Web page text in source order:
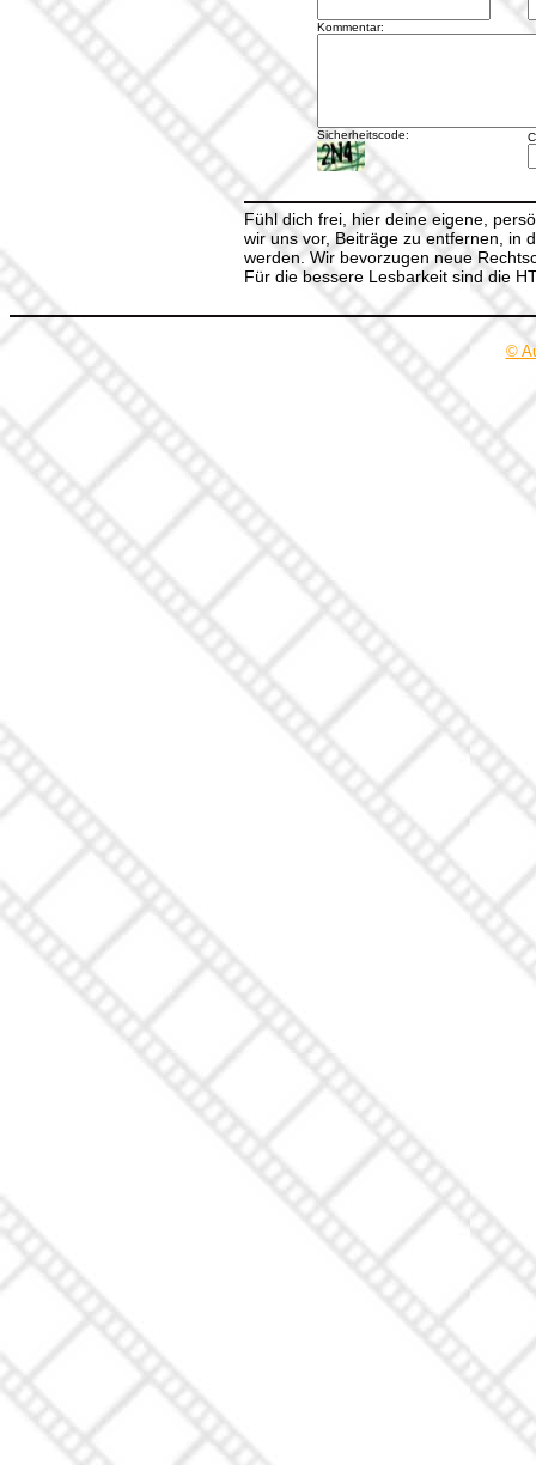
Kommentar:
Sicherheitscode:
Fühl dich frei, hier deine eigene,
wir uns vor, Beiträge zu entfernen, in
werden. Wir bevorzugen neue
Für die bessere Lesbarkeit sind die
©